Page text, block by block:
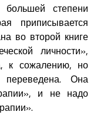
степени
приписывается
во второй книге
личности»,
к сожалению, но
Она
и не надо